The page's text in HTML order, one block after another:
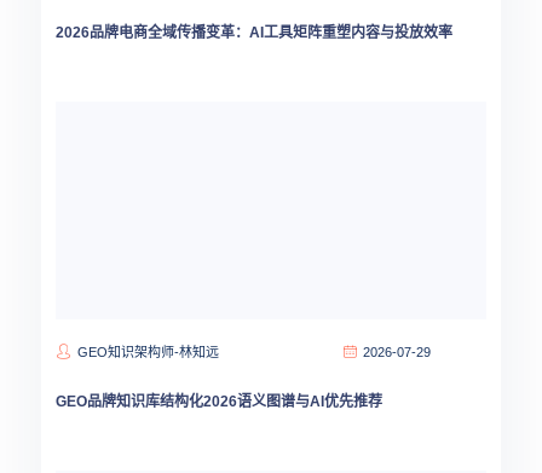
2026品牌电商全域传播变革：AI工具矩阵重塑内容与投放效率
GEO知识架构师-林知远 2026-07-29
GEO品牌知识库结构化2026语义图谱与AI优先推荐